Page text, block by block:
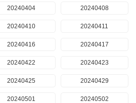
20240404 20240408
20240410 20240411
20240416 20240417
20240422 20240423
20240425 20240429
20240501 20240502